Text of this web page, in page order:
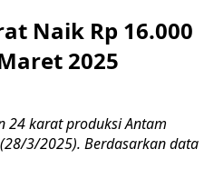
Naik Rp 16.000
2025
24 karat produksi Antam
3/2025). Berdasarkan data